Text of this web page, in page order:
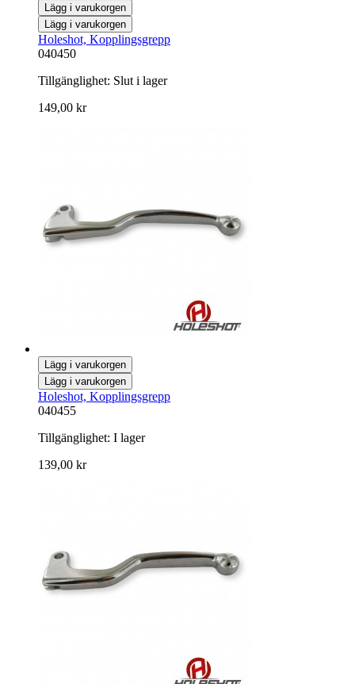
Lägg i varukorgen
Lägg i varukorgen
Holeshot, Kopplingsgrepp
040450
Tillgänglighet: Slut i lager
149,00 kr
Lägg i varukorgen
Lägg i varukorgen
Holeshot, Kopplingsgrepp
040455
Tillgänglighet: I lager
139,00 kr